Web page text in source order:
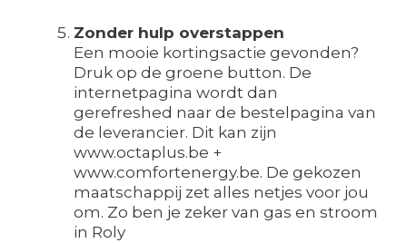
Zonder hulp overstappen
Een mooie kortingsactie gevonden?
Druk op de groene button. De
internetpagina wordt dan
gerefreshed naar de bestelpagina van
de leverancier. Dit kan zijn
www.octaplus.be +
www.comfortenergy.be. De gekozen
maatschappij zet alles netjes voor jou
om. Zo ben je zeker van gas en stroom
in Roly